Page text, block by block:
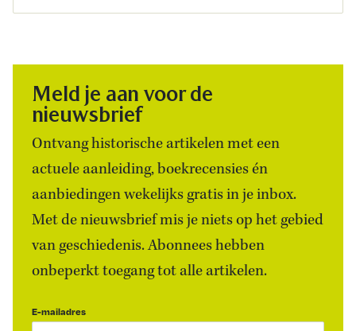
Meld je aan voor de
nieuwsbrief
Ontvang historische artikelen met een
actuele aanleiding, boekrecensies én
aanbiedingen wekelijks gratis in je inbox.
Met de nieuwsbrief mis je niets op het gebied
van geschiedenis. Abonnees hebben
onbeperkt toegang tot alle artikelen.
E-mailadres